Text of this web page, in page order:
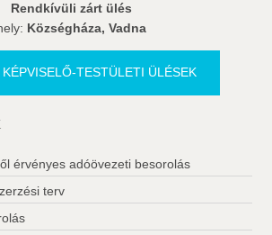
Rendkívüli zárt ülés
Községháza, Vadna
TESTÜLETI ÜLÉSEK
érvényes adóövezeti besorolás
terv